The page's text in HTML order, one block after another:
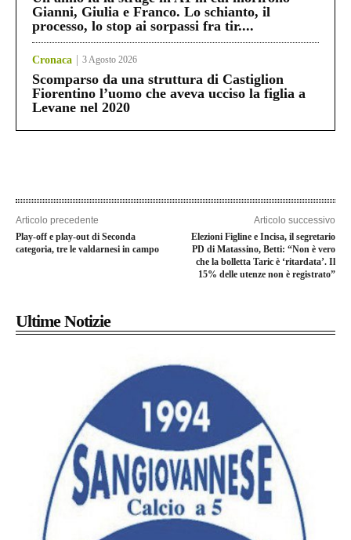
Gianni, Giulia e Franco. Lo schianto, il
processo, lo stop ai sorpassi fra tir....
Cronaca 3 Agosto 2026
Scomparso da una struttura di Castiglion
Fiorentino l’uomo che aveva ucciso la figlia a
Levane nel 2020
Articolo precedente
Play-off e play-out di Seconda
categoria, tre le valdarnesi in campo
Articolo successivo
Elezioni Figline e Incisa, il segretario
PD di Matassino, Betti: “Non è vero
che la bolletta Taric è ‘ritardata’. Il
15% delle utenze non è registrato”
Ultime Notizie